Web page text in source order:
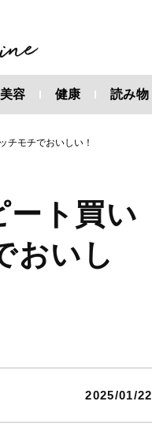
美容 健康 読み物
チモチでおいしい！
ート買い
おいし
2025/01/22